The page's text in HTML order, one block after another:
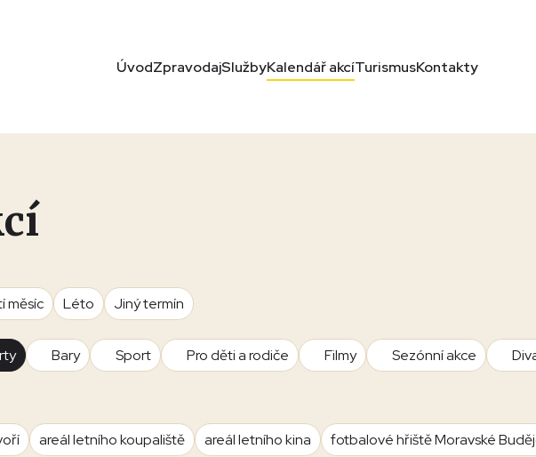
ÚvodZpravodajSlužbyKalendář akcíTurismusKontakty
měsíc Léto
Jiný termín
Bary Sport Pro děti a rodiče Filmy Sezónní akce
areál letního koupaliště areál letního kina
fotbalové hřiště Moravské